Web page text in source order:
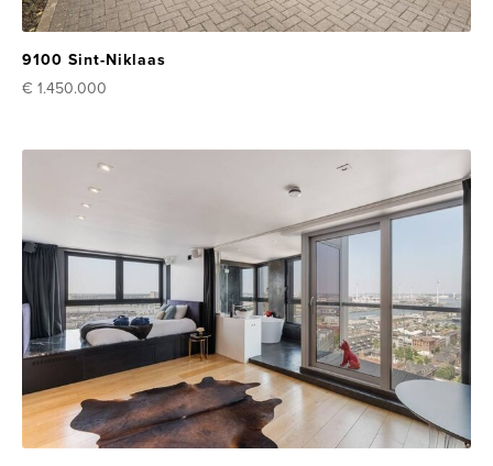
9100 Sint-Niklaas
€ 1.450.000